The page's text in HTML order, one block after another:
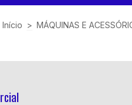
Início > MÁQUINAS E